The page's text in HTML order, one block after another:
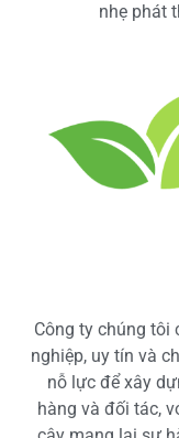
nhẹ phát
Công ty chúng tôi
nghiệp, uy tín và
nỗ lực để xây
hàng và đối tác,